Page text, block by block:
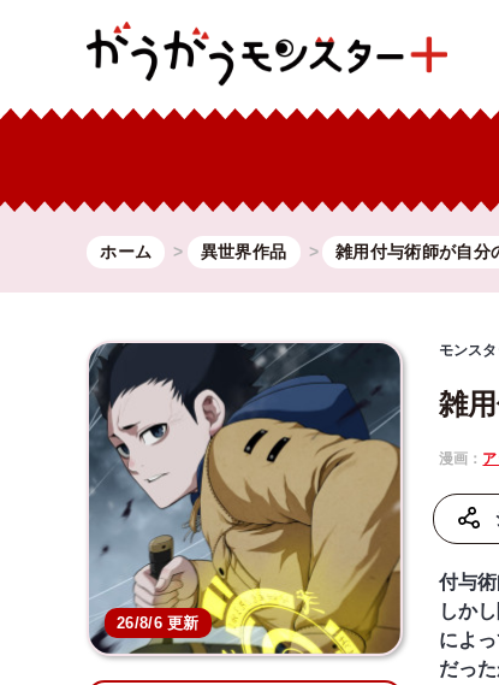
ホーム 異世界作品 雑用付与術師が自分
26/8/6 更新
モンス
雑
漫画：
付与
しか
によ
だっ